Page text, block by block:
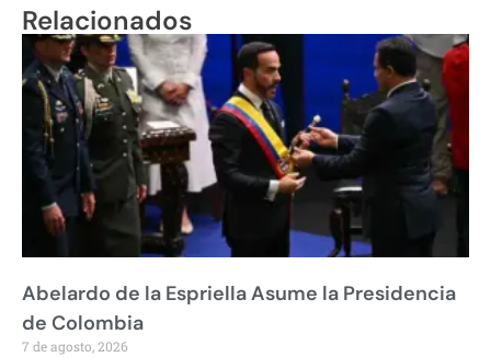
Relacionados
Abelardo de la Espriella Asume la Presidencia
de Colombia
7 de agosto, 2026